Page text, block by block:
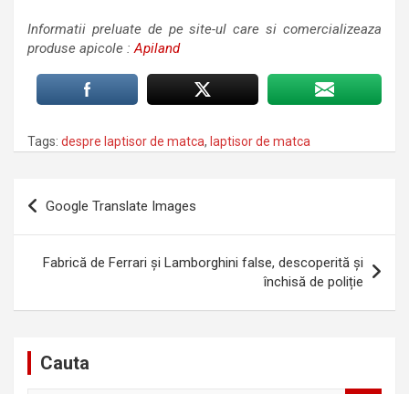
Informatii preluate de pe site-ul care si comercializeaza
produse apicole :Apiland
Tags: despre laptisor de matca, laptisor de matca
Navigare
articole
Google Translate Images
Fabrică de Ferrari și Lamborghini false, descoperită și
închisă de poliție
Cauta